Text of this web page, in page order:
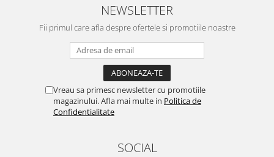
NEWSLETTER
Fii primul care afla despre ofertele si promotiile noastre
Vreau sa primesc newsletter cu promotiile
magazinului. Afla mai multe in Politica de
Confidentialitate
SOCIAL